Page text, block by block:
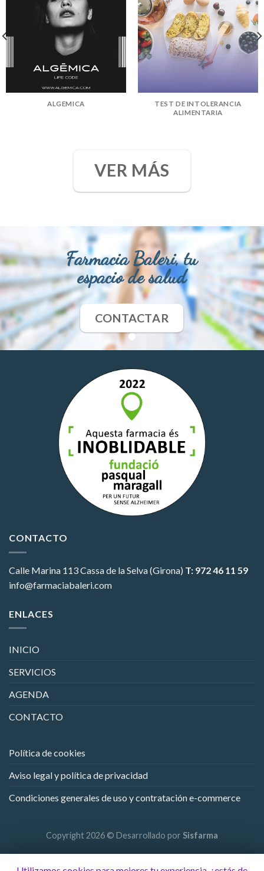
ALGEMICA
TEST DE INTOLERANCIA
ALIMENTARIA
VER MÁS
Farmacia Baleri, tu
espacio de salud
CONTACTAR
CONTACTO
Calle Marina 113Cassa de la Selva (Girona) T: 972 46 11 59
info@farmaciabaleri.com
ENLACES
INICIO
SERVICIOS
AGENDA
CONTACTO
Política de cookies
Aviso legal y política de privacidad
Condiciones generales de uso y contratación e-commerce
Copyright 2026 © Desarrollado por Sisfarma